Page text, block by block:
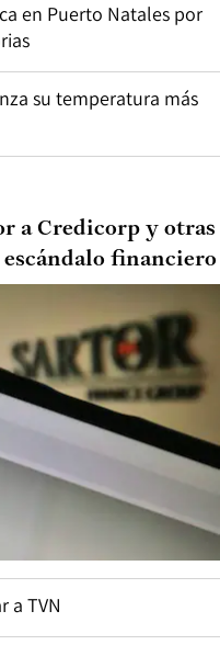
en Puerto Natales por
su temperatura más
a Credicorp y otras
financiero
a TVN